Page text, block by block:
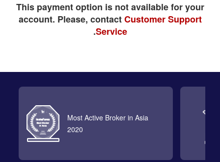
This payment option is not available for your
account. Please, contactCustomer Support
Service
.
Most Active Broker in Asia
2020